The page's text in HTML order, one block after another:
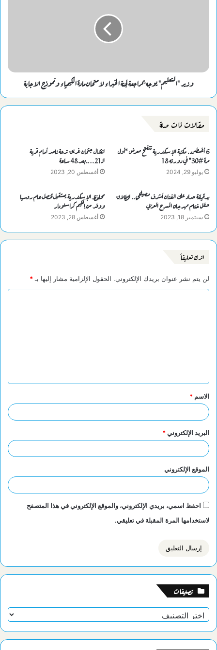
وزير "التعليم" يوجه بمراجعة لجنة الخبراء لامتحان مادة الكيمياء ونموذج الاجابة
مقالات ذات صلة
6 أغسطس.. مكتبة الإسكندرية تتفتح معرض “أول
مرة #30” في دورته 18
يوليو 29, 2024
انتشال جثمان غريق ترعة ناصر أمام قرية
الـ21….بعد 48 ساعة
أغسطس 20, 2023
بدقيقة حداد على الفنان أشرف مصيلحي.. انطلاق
حفل ختام مهرجان المسرح العربي
سبتمبر 18, 2023
محافظ الإسكندرية يستقبل قنصل عام روسيا
ووفد من إقليم كراسنودار
أغسطس 28, 2023
اترك تعليقاً
لن يتم نشر عنوان بريدك الإلكتروني. الحقول الإلزامية مشار إليها بـ *
ق
*
الاسم *
البريد الإلكتروني*
الموقع الإلكتروني
احفظ اسمي، بريدي الإلكتروني، والموقع الإلكتروني في هذا المتصفح
لاستخدامها المرة المقبلة في تعليقي.
تصنيفات
تصنيفات